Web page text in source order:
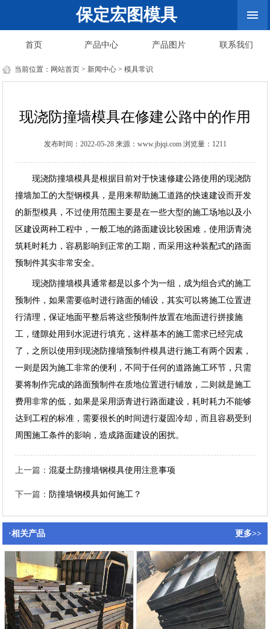
保定宏图模具
首页 产品中心 产品图片 联系我们
当前位置： 网站首页 > 新闻中心 >模具常识
现浇防撞墙模具在修建公路中的作用
发布时间：2022-05-28 来源：www.jbjqi.com 浏览量：1211
现浇防撞墙模具是根据目前对于快速修建公路使用的现浇防
撞墙加工的大型钢模具，是用来帮助施工道路的快速建设而开发
的新型模具，不过使用范围主要是在一些大型的施工场地以及小
区建设两种工程中，一般工地的路面建设比较困难，使用沥青浇
筑耗时耗力，容易影响到正常的工期，而采用这种装配式的路面
预制件其实非常安全。
现浇防撞墙模具通常都是以多个为一组，成为组合式的施工
预制件，如果需要临时进行路面的铺设，其实可以将施工位置进
行清理，保证地面平整后将这些预制件放置在地面进行拼接施
工，缝隙处用到水泥进行填充，这样基本的施工需求已经完成
了，之所以使用到现浇防撞墙预制件模具进行施工有两个因素，
一则是因为施工非常的便利，不同于任何的道路施工环节，只需
要将制作完成的路面预制件在质地位置进行铺放，二则就是施工
费用非常的低，如果是采用沥青进行路面建设，耗时耗力不能够
达到工程的标准，需要很长的时间进行凝固冷却，而且容易受到
周围施工条件的影响，造成路面建设的困扰。
上一篇：混凝土防撞墙钢模具使用注意事项
下一篇： 防撞墙钢模具如何施工？
更多>>
·相关产品